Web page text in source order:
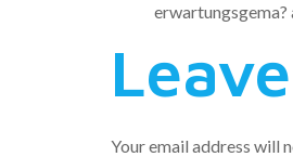
erwartungsgema?
Your email address will